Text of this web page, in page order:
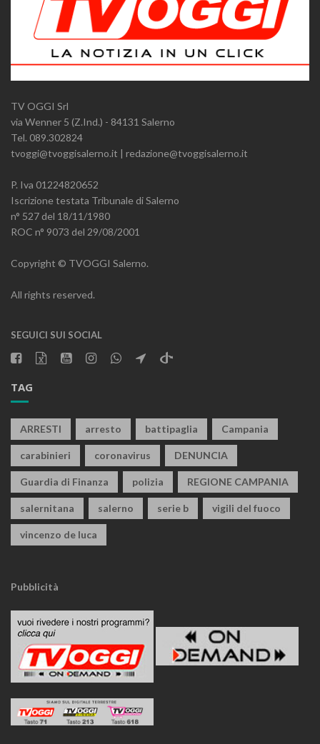
TV OGGI Srl
via Wenner 5 (Z.Ind.) - 84131 Salerno
Tel. 089.302824
tvoggi@tvoggisalerno.it | redazione@tvoggisalerno.it
P. Iva 01224820652
Iscrizione testata Tribunale di Salerno
n° 527 del 18/11/1980
ROC n° 9073 del 29/08/2001
Copyright © TVOGGI Salerno.
All rights reserved.
SEGUICI SUI SOCIAL
TAG
ARRESTI arresto battipaglia Campania
carabinieri coronavirus DENUNCIA
Guardia di Finanza polizia REGIONE CAMPANIA
salernitana salerno serie b vigili del fuoco
vincenzo de luca
Pubblicità